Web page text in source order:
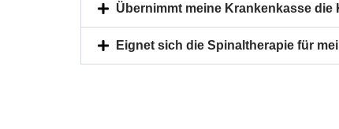
Übernimmt meine Krankenkasse die
Eignet sich die Spinaltherapie für